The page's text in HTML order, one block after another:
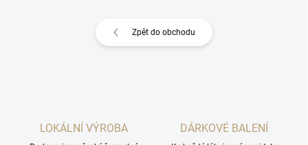
Zpět do obchodu
LOKÁLNÍ VÝROBA DÁRKOVÉ BALENÍ